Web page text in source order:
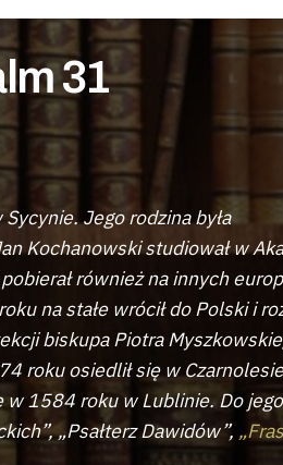
31
Jego rodzina była
Kochanowski studiował w
również na innych
na stałe wrócił do Polski i
biskupa Piotra
roku osiedlił się w
w 1584 roku w Lublinie. Do jego
„Psałterz Dawidów”,